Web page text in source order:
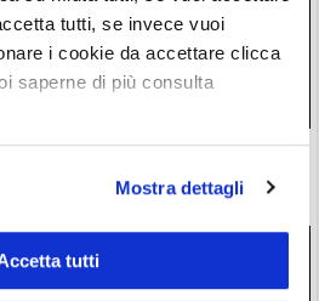
tutti, se invece vuoi
i cookie da accettare clicca
saperne di più consulta
Mostra dettagli
tutti
investimenti dopo hack
l’autocustodia?